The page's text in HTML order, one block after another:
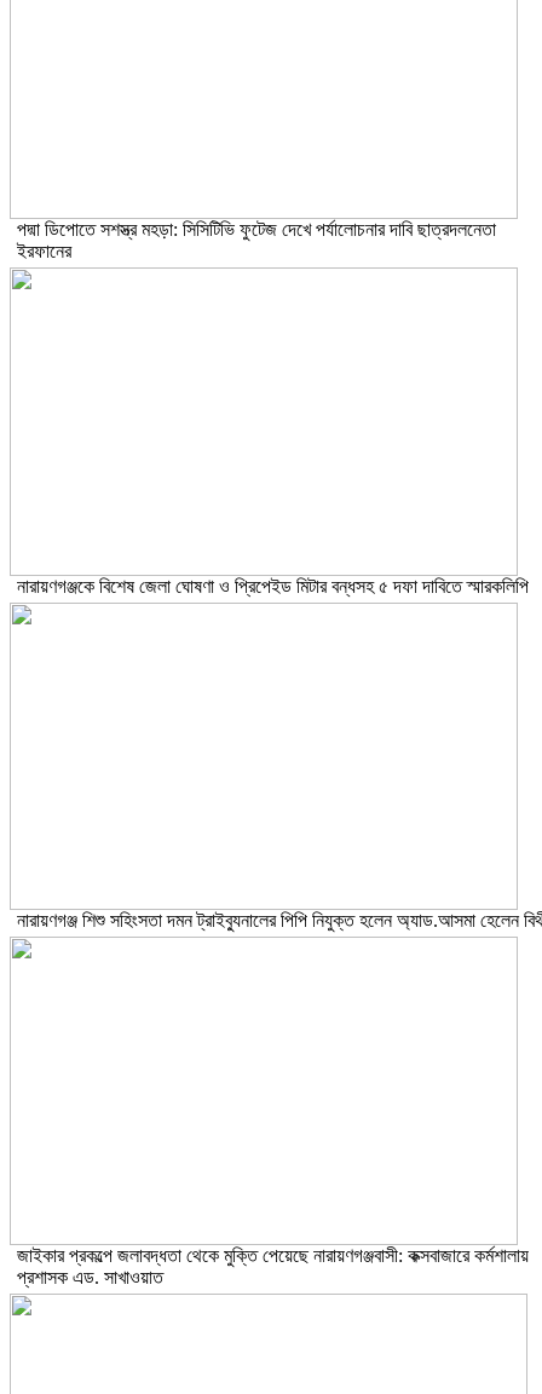
পদ্মা ডিপোতে সশস্ত্র মহড়া: সিসিটিভি ফুটেজ দেখে পর্যালোচনার দাবি ছাত্রদলনেতা
ইরফানের
নারায়ণগঞ্জকে বিশেষ জেলা ঘোষণা ও প্রিপেইড মিটার বন্ধসহ ৫ দফা দাবিতে স্মারকলিপি
নারায়ণগঞ্জ শিশু সহিংসতা দমন ট্রাইব্যুনালের পিপি নিযুক্ত হলেন অ্যাড.আসমা হেলেন
জাইকার প্রকল্পে জলাবদ্ধতা থেকে মুক্তি পেয়েছে নারায়ণগঞ্জবাসী: কক্সবাজারে কর্মশালায়
প্রশাসক এড. সাখাওয়াত